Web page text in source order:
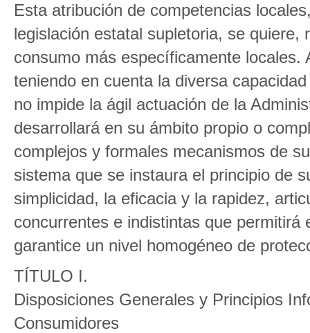
Esta atribución de competencias
legislación estatal supletoria, se
consumo más específicamente
teniendo en cuenta la diversa
no impide la ágil actuación de la
desarrollará en su ámbito propio o
complejos y formales mecanismos de
sistema que se instaura el principio de
simplicidad, la eficacia y la rapidez,
concurrentes e indistintas que
garantice un nivel homogéneo de
TÍTULO I.
Disposiciones Generales y Principios
Consumidores